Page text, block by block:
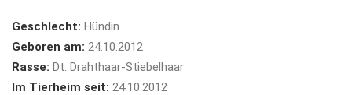
Geschlecht: Hündin
Geboren am: 24.10.2012
Rasse: Dt. Drahthaar-Stiebelhaar
Im Tierheim seit: 24.10.2012